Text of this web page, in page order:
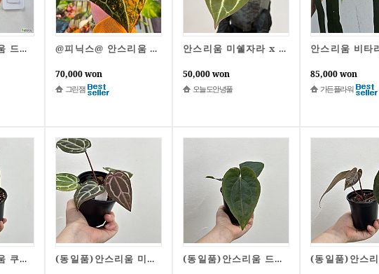
(동일품)안스리움 드레스러리 x 베쎄 1번 @피닉스@ 안스리움 바리에가타
70,000 won
그린잼
안스리움 미쉘자라 x 헤인즈
50,000 won
오늘도안녕풀
85,000 won
가든플라워
(동일품)안스리움 쿠란데로 (동일품)안스리움 미쉘자라 x 자라미쉘 (동일품)안스리움 드레스러리 x 베쎄